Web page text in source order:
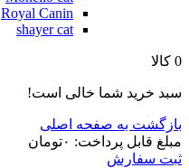
Royal Canin
shayer cat
0 کالا
سبد خرید شما خالی است!
بازگشت به صفحه اصلی
مبلغ قابل پرداخت: ۰تومان
ثبت سفارش